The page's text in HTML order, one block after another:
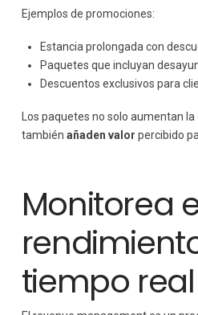
Ejemplos de promociones:
Estancia prolongada con
Paquetes que incluyan
Descuentos exclusivos para
Los paquetes no solo aumentan la
también añaden valor percibido
Monitorea
tiempo real